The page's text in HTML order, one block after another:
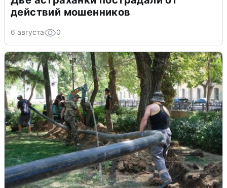
действий мошенников
6 августа 0